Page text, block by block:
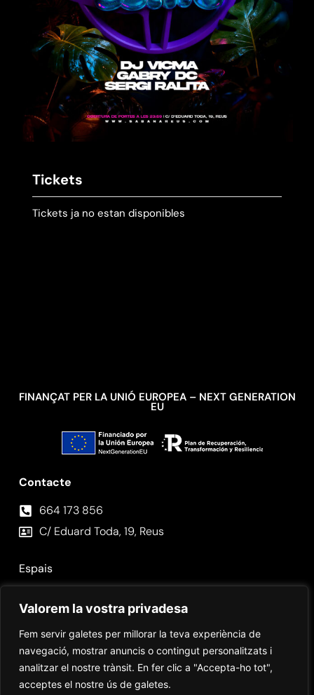
Valorem la vostra privadesa
Fem servir galetes per millorar la teva experiència de
navegació, mostrar anuncis o contingut personalitzats i
analitzar el nostre trànsit. En fer clic a "Accepta-ho tot",
acceptes el nostre ús de galetes.
Tickets
Tickets ja no estan disponibles
Espais
Contacte
664 173 856⁣
C/ Eduard Toda, 19, Reus
FINANÇAT PER LA UNIÓ EUROPEA – NEXT GENERATION
EU